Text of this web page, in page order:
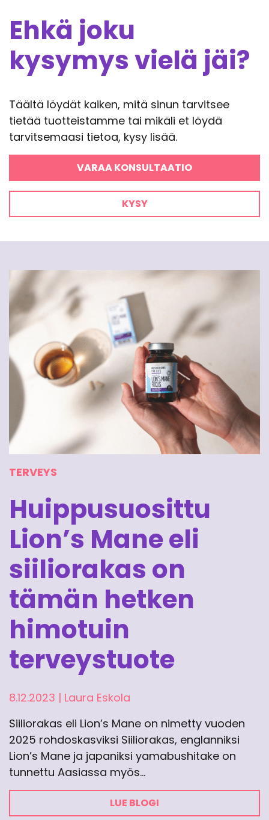
Ehkä joku
kysymys vielä jäi?
Täältä löydät kaiken, mitä sinun tarvitsee
tietää tuotteistamme tai mikäli et löydä
tarvitsemaasi tietoa, kysy lisää.
VARAA KONSULTAATIO
KYSY
TERVEYS
Huippusuosittu
Lion’s Mane eli
siiliorakas on
tämän hetken
himotuin
terveystuote
8.12.2023 | Laura Eskola
Siiliorakas eli Lion’s Mane on nimetty vuoden
2025 rohdoskasviksi Siiliorakas, englanniksi
Lion’s Mane ja japaniksi yamabushitake on
tunnettu Aasiassa myös…
LUE BLOGI